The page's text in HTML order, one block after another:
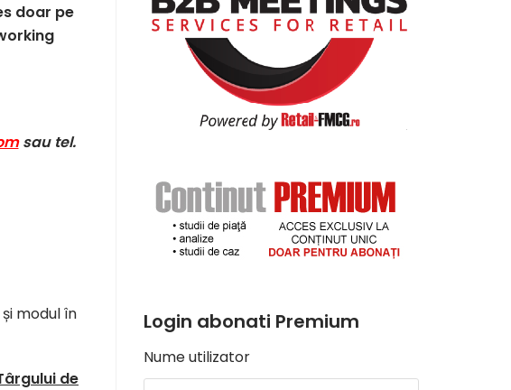
doar pe
sau tel.
modul în
de
Login abonati Premium
Nume utilizator